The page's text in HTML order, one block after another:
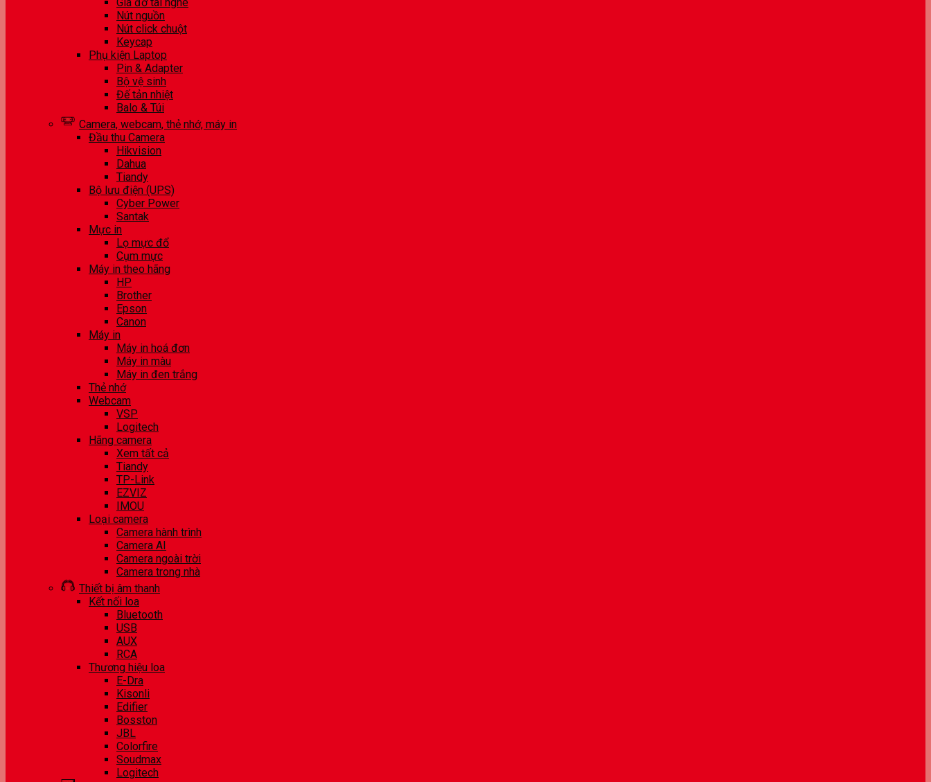
Nút nguồn
Nút click chuột
Keycap
Phụ kiện Laptop
Pin & Adapter
Bộ vệ sinh
Đế tản nhiệt
Balo & Túi
Camera, webcam, thẻ nhớ, máy in
Đầu thu Camera
Hikvision
Dahua
Tiandy
Bộ lưu điện (UPS)
Cyber Power
Santak
Mực in
Lọ mực đổ
Cụm mực
Máy in theo hãng
HP
Brother
Epson
Canon
Máy in
Máy in hoá đơn
Máy in màu
Máy in đen trắng
Thẻ nhớ
Webcam
VSP
Logitech
Hãng camera
Xem tất cả
Tiandy
TP-Link
EZVIZ
IMOU
Loại camera
Camera hành trình
Camera AI
Camera ngoài trời
Camera trong nhà
Thiết bị âm thanh
Kết nối loa
Bluetooth
USB
AUX
RCA
Thương hiệu loa
E-Dra
Kisonli
Edifier
Bosston
JBL
Colorfire
Soudmax
Logitech